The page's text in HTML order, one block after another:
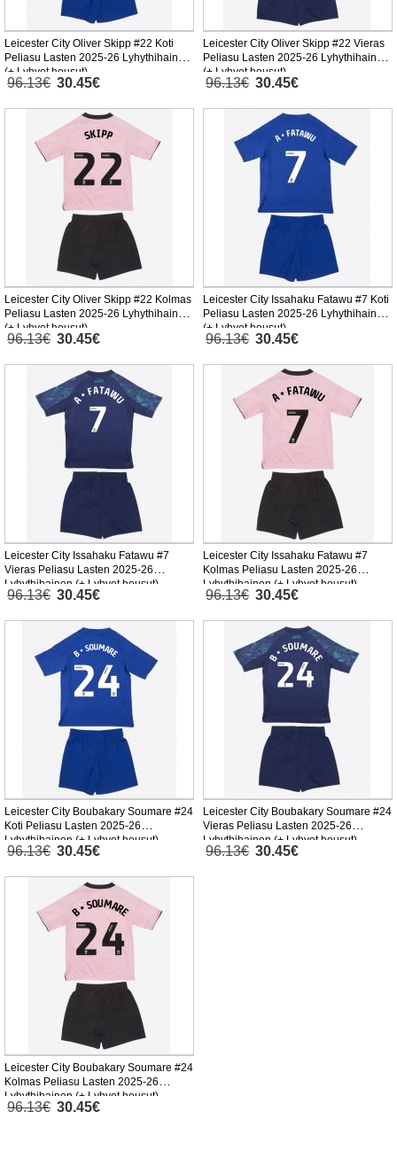
Leicester City Oliver Skipp #22 Koti
Peliasu Lasten 2025-26 Lyhythihainen
(+ Lyhyet housut)
96.13€ 30.45€
Leicester City Oliver Skipp #22 Vieras
Peliasu Lasten 2025-26 Lyhythihainen
(+ Lyhyet housut)
96.13€ 30.45€
Leicester City Oliver Skipp #22 Kolmas
Peliasu Lasten 2025-26 Lyhythihainen
(+ Lyhyet housut)
96.13€ 30.45€
Leicester City Issahaku Fatawu #7 Koti
Peliasu Lasten 2025-26 Lyhythihainen
(+ Lyhyet housut)
96.13€ 30.45€
Leicester City Issahaku Fatawu #7
Vieras Peliasu Lasten 2025-26
Lyhythihainen (+ Lyhyet housut)
96.13€ 30.45€
Leicester City Issahaku Fatawu #7
Kolmas Peliasu Lasten 2025-26
Lyhythihainen (+ Lyhyet housut)
96.13€ 30.45€
Leicester City Boubakary Soumare #24
Koti Peliasu Lasten 2025-26
Lyhythihainen (+ Lyhyet housut)
96.13€ 30.45€
Leicester City Boubakary Soumare #24
Vieras Peliasu Lasten 2025-26
Lyhythihainen (+ Lyhyet housut)
96.13€ 30.45€
Leicester City Boubakary Soumare #24
Kolmas Peliasu Lasten 2025-26
Lyhythihainen (+ Lyhyet housut)
96.13€ 30.45€